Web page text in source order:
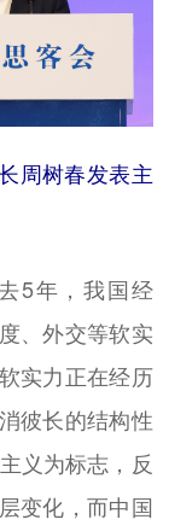
周树春发表主
5年，我国经
、外交等软实
实力正在经历
彼长的结构性
义为标志，反
变化，而中国